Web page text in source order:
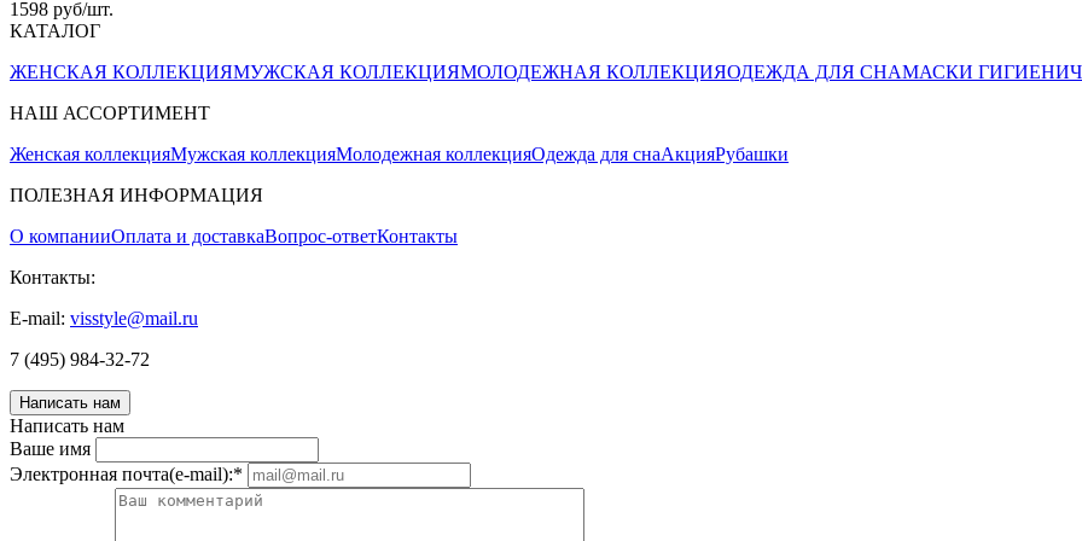
1598 руб/шт.
КАТАЛОГ
ЖЕНСКАЯ КОЛЛЕКЦИЯМУЖСКАЯ КОЛЛЕКЦИЯМОЛОДЕЖНАЯ КОЛЛЕКЦИЯОДЕЖДА ДЛЯ СНАМАСКИ
НАШ АССОРТИМЕНТ
Женская коллекцияМужская коллекцияМолодежная коллекцияОдежда для снаАкцияРубашки
ПОЛЕЗНАЯ ИНФОРМАЦИЯ
О компанииОплата и доставкаВопрос-ответКонтакты
Контакты:
E-mail: visstyle@mail.ru
7 (495) 984-32-72
Написать нам
Написать нам
Ваше имя
Электронная почта(e-mail):*